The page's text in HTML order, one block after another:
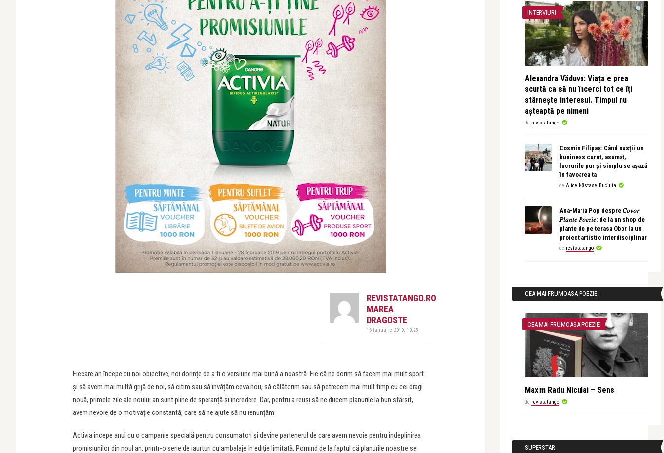
REVISTATANGO.RO
MAREA
DRAGOSTE
16 ianuarie 2019, 10:25
Fiecare an începe cu noi obiective, noi dorințe de a fi o versiune mai bună a noastră. Fie că ne dorim să facem mai mult sport
și să avem mai multă grijă de noi, să citim sau să învățăm ceva nou, să călătorim sau să petrecem mai mult timp cu cei dragi
nouă, primele zile ale noului an sunt pline de speranță și încredere. Dar, pentru a reuși să ne ducem planurile la bun sfârșit,
avem nevoie de o motivație constantă, care să ne ajute să nu renunțăm.
Activia începe anul cu o campanie specială pentru consumatori și devine partenerul de care avem nevoie pentru îndeplinirea
promisiunilor din noul an, printr-o serie de iaurturi cu ambalaje în ediție limitată. Pornind de la faptul că planurile noastre se
INTERVIURI
Alexandra Văduva: Viața e prea
scurtă ca să nu încerci tot ce îți
stârnește interesul. Timpul nu
așteaptă pe nimeni
de revistatango
Cosmin Filipaș: Când susții un
business curat, asumat,
lucrurile pur și simplu se așază
în favoarea ta
de Alice Năstase Buciuta
Ana-Maria Pop despre 𝐶𝑜𝑣𝑜𝑟
𝑃𝑙𝑎𝑛𝑡𝑒 𝑃𝑜𝑒𝑧𝑖𝑒: de la un shop de
plante de pe terasa Obor la un
proiect artistic interdisciplinar
de revistatango
CEA MAI FRUMOASA POEZIE
CEA MAI FRUMOASA POEZIE
Maxim Radu Niculai – Sens
de revistatango
SUPERSTAR